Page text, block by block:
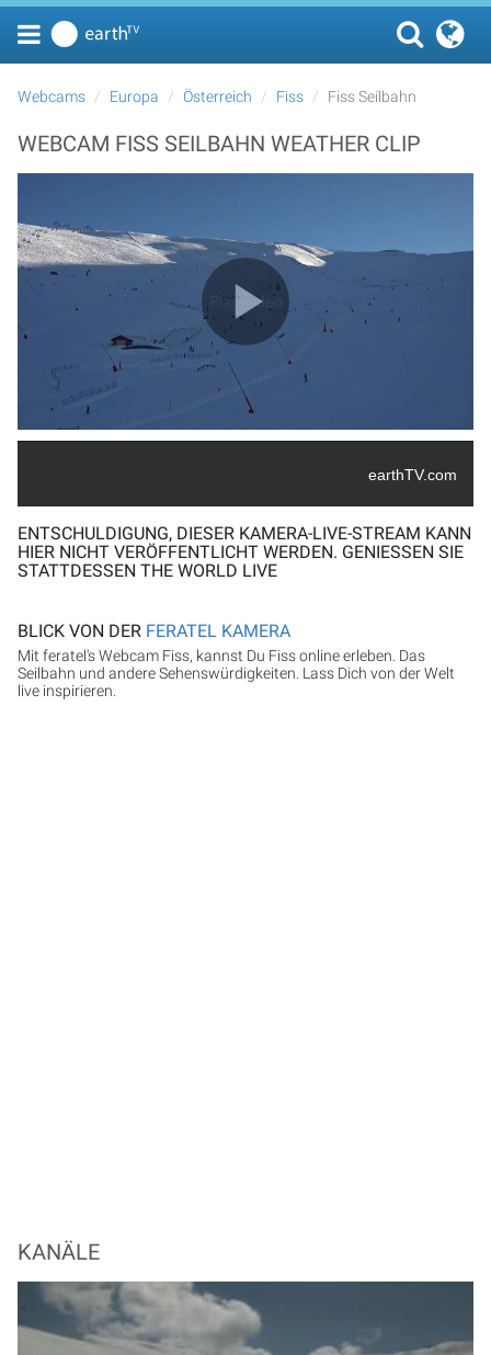
Webcams Europa Österreich Fiss Fiss Seilbahn
WEBCAM FISS SEILBAHN WEATHER CLIP
Play Video
earthTV.com
ENTSCHULDIGUNG, DIESER KAMERA-LIVE-STREAM KANN
HIER NICHT VERÖFFENTLICHT WERDEN. GENIESSEN SIE S
TATTDESSEN THE WORLD LIVE
BLICK VON DER FERATEL KAMERA
Mit feratel's Webcam Fiss, kannst Du Fiss online erleben. Das
Seilbahn und andere Sehenswürdigkeiten. Lass Dich von der Welt
live inspirieren.
KANÄLE